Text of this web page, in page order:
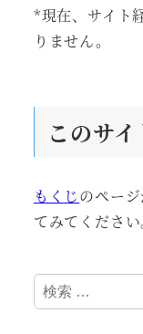
*現在、サイト
りません。
このサ
もくじのペー
てみてください
検
索